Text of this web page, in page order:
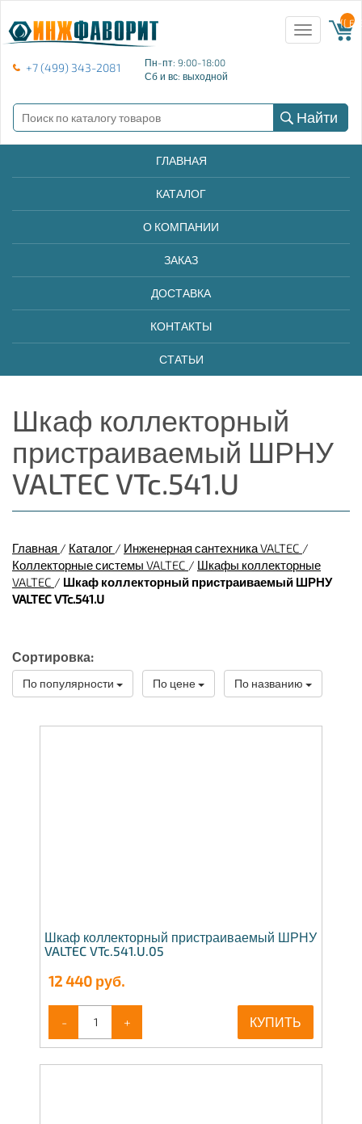
+7 (499) 343-2081
Пн-пт: 9:00-18:00
Сб и вс: выходной
Toggle
navigation
{{
Найти
ГЛАВНАЯ
КАТАЛОГ
О КОМПАНИИ
ЗАКАЗ
ДОСТАВКА
КОНТАКТЫ
СТАТЬИ
Шкаф коллекторный
пристраиваемый ШРНУ
VALTEC VTc.541.U
Главная / Каталог / Инженерная сантехника VALTEC /
Коллекторные системы VALTEC / Шкафы коллекторные
VALTEC / Шкаф коллекторный пристраиваемый ШРНУ
VALTEC VTc.541.U
Сортировка:
По популярности По цене По названию
Шкаф коллекторный пристраиваемый ШРНУ
VALTEC VTc.541.U.05
12 440 руб.
- + КУПИТЬ